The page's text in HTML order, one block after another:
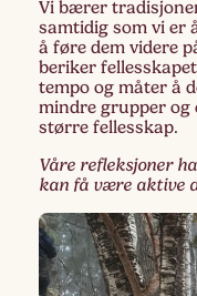
Vi bærer
samtidig som vi er
å føre dem videre
beriker
tempo og måter å
mindre grupper og
større fellesskap.
Våre refleksjoner
kan få være aktive